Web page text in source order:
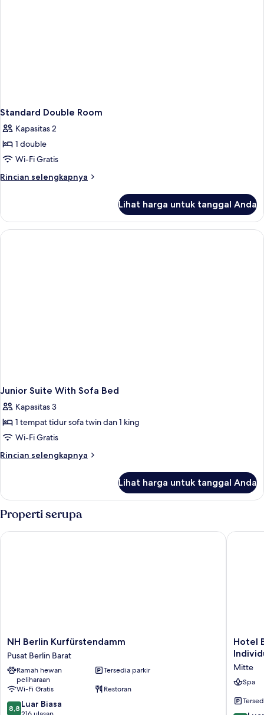
Standard Double Room
Kapasitas 2
1 double
Wi-Fi Gratis
Rincian selengkapnya
Rincian
Standard
Double
Room
Lihat harga untuk tanggal Anda
Junior Suite With Sofa Bed
Kapasitas 3
1 tempat tidur sofa twin dan 1 king
Wi-Fi Gratis
Rincian selengkapnya
Rincian
Junior
Suite
With
Sofa
Bed
Lihat harga untuk tanggal Anda
Properti serupa
NH
Berlin
Kurfürstendamm
Pusat
Berlin
Barat
NH Berlin Kurfürstendamm
Pusat Berlin Barat
Ramah hewan
peliharaan
Tersedia parkir
Wi-Fi Gratis
Restoran
8.8
8,8 Luar Biasa
NH Berlin Kurfürstendamm
Hotel
Berlin,
a
member
Hotel
Mitte
Spa
Hotel